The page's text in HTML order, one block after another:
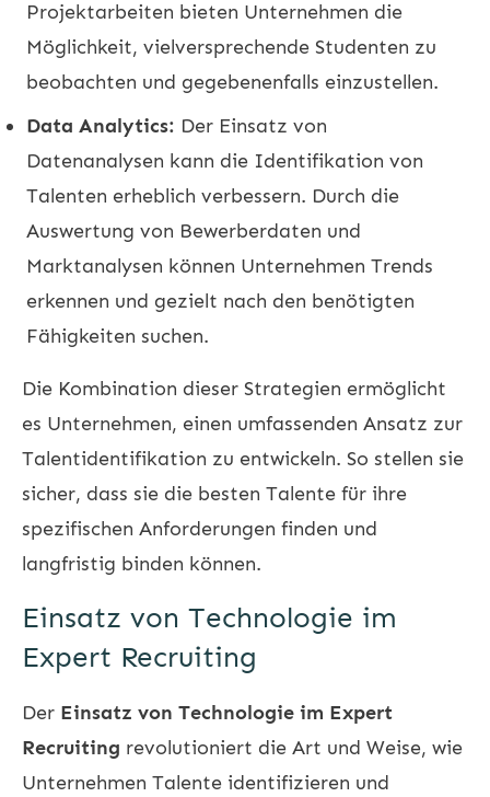
Projektarbeiten bieten Unternehmen die
Möglichkeit, vielversprechende Studenten zu
beobachten und gegebenenfalls einzustellen.
Data Analytics: Der Einsatz von
Datenanalysen kann die Identifikation von
Talenten erheblich verbessern. Durch die
Auswertung von Bewerberdaten und
Marktanalysen können Unternehmen Trends
erkennen und gezielt nach den benötigten
Fähigkeiten suchen.
Die Kombination dieser Strategien ermöglicht
es Unternehmen, einen umfassenden Ansatz zur
Talentidentifikation zu entwickeln. So stellen sie
sicher, dass sie die besten Talente für ihre
spezifischen Anforderungen finden und
langfristig binden können.
Einsatz von Technologie im
Expert Recruiting
Der Einsatz von Technologie im Expert
Recruiting revolutioniert die Art und Weise, wie
Unternehmen Talente identifizieren und